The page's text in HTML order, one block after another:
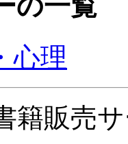
心理
籍販売